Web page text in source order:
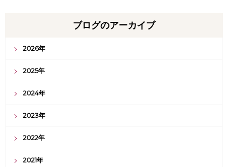
ブログのアーカイブ
2026年
2025年
2024年
2023年
2022年
2021年